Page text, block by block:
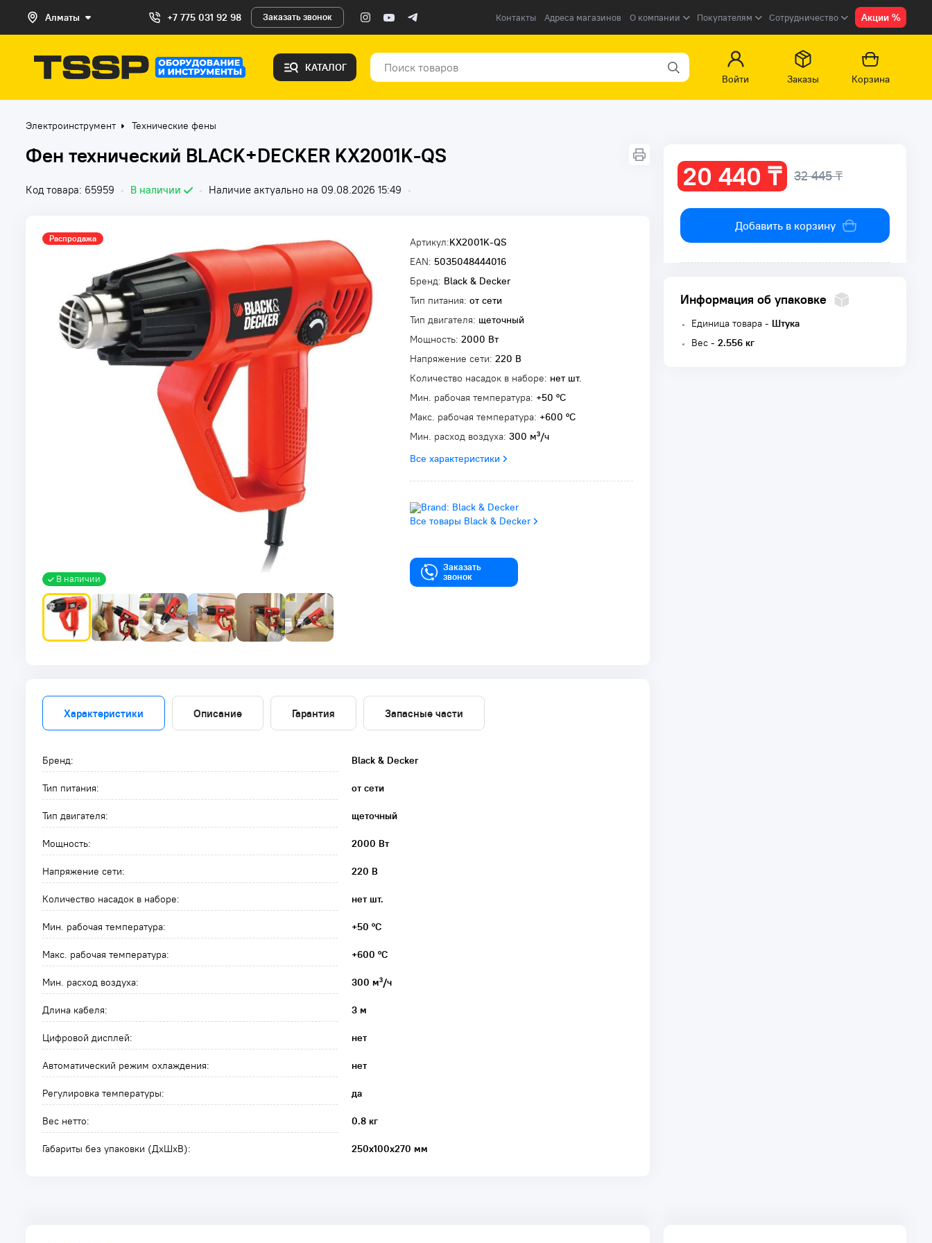
Алматы +7 775 031 92 98 Заказать звонок Контакты Адреса магазинов О компании Покупателям Сотрудничество Акции %
КАТАЛОГ
Войти
Заказы Корзина
Электроинструмент Технические фены
Фен технический BLACK+DECKER KX2001K-QS
Код товара: 65959 • В наличии • Наличие актуально на 09.08.2026 15:49 •
В наличии
Распродажа Артикул:KX2001K-QS
EAN: 5035048444016
Бренд: Black & Decker
Тип питания: от сети
Тип двигателя: щеточный
Мощность: 2000 Вт
Напряжение сети: 220 В
Количество насадок в наборе: нет шт.
Мин. рабочая температура: +50 °C
Макс. рабочая температура: +600 °C
Мин. расход воздуха: 300 м³/ч
Все характеристики
Все товары Black & Decker
Заказать
звонок
20 440 ₸ 32 445 ₸
Добавить в корзину
Информация об упаковке
Единица товара - Штука
Вес - 2.556 кг
Характеристики Описание Гарантия Запасные части
Бренд: Black & Decker
Тип питания: от сети
Тип двигателя: щеточный
Мощность: 2000 Вт
Напряжение сети: 220 В
Количество насадок в наборе: нет шт.
Мин. рабочая температура: +50 °C
Макс. рабочая температура: +600 °C
Мин. расход воздуха: 300 м³/ч
Длина кабеля: 3 м
Цифровой дисплей: нет
Автоматический режим охлаждения: нет
Регулировка температуры: да
Вес нетто: 0.8 кг
Габариты без упаковки (ДxШxВ): 250x100x270 мм